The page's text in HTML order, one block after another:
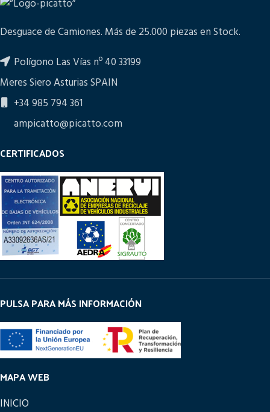
Desguace de Camiones. Más de 25.000 piezas en Stock.
Polígono Las Vías nº 40 33199
Meres Siero Asturias SPAIN
+34 985 794 361
ampicatto@picatto.com
CERTIFICADOS
PULSA PARA MÁS INFORMACIÓN
MAPA WEB
INICIO